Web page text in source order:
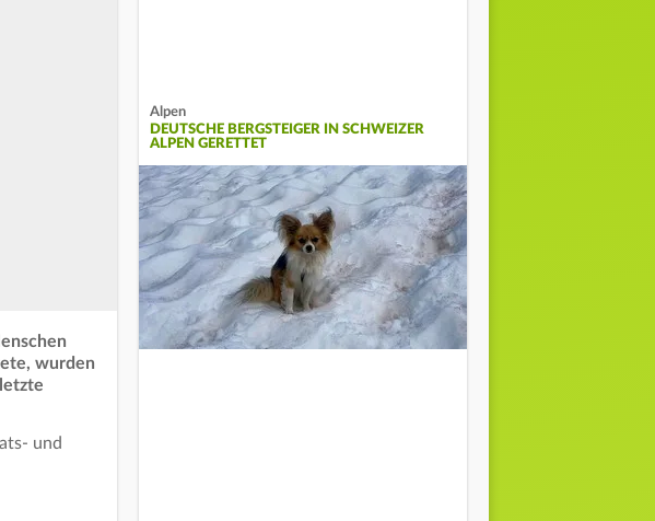
wurden
und
Alpen
DEUTSCHE BERGSTEIGER IN SCHWEIZER
ALPEN GERETTET